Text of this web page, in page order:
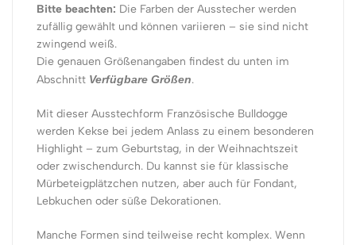
Bitte beachten: Die Farben der Ausstecher werden
zufällig gewählt und können variieren – sie sind nicht
zwingend weiß.
Die genauen Größenangaben findest du unten im
Abschnitt Verfügbare Größen.
Mit dieser Ausstechform Französische Bulldogge
werden Kekse bei jedem Anlass zu einem besonderen
Highlight – zum Geburtstag, in der Weihnachtszeit
oder zwischendurch. Du kannst sie für klassische
Mürbeteigplätzchen nutzen, aber auch für Fondant,
Lebkuchen oder süße Dekorationen.
Manche Formen sind teilweise recht komplex. Wenn